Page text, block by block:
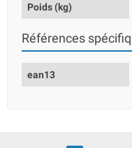
Poids (kg)
Références
ean13